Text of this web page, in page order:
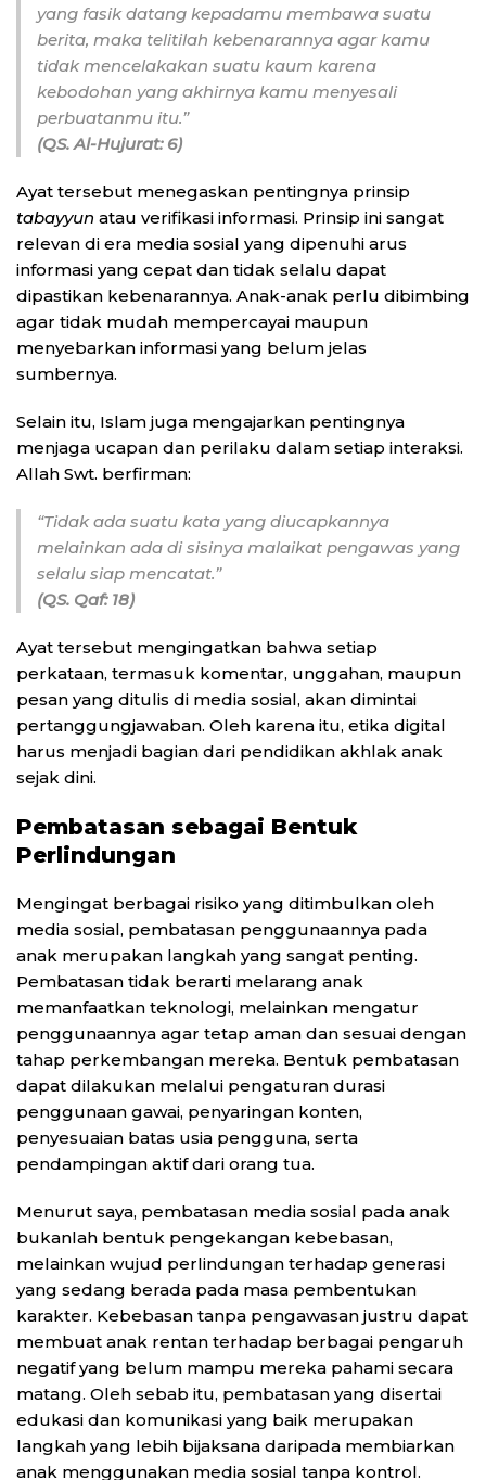
yang fasik datang kepadamu membawa suatu
berita, maka telitilah kebenarannya agar kamu
tidak mencelakakan suatu kaum karena
kebodohan yang akhirnya kamu menyesali
perbuatanmu itu.”
(QS. Al-Hujurat: 6)
Ayat tersebut menegaskan pentingnya prinsip
tabayyun atau verifikasi informasi. Prinsip ini sangat
relevan di era media sosial yang dipenuhi arus
informasi yang cepat dan tidak selalu dapat
dipastikan kebenarannya. Anak-anak perlu dibimbing
agar tidak mudah mempercayai maupun
menyebarkan informasi yang belum jelas
sumbernya.
Selain itu, Islam juga mengajarkan pentingnya
menjaga ucapan dan perilaku dalam setiap interaksi.
Allah Swt. berfirman:
“Tidak ada suatu kata yang diucapkannya
melainkan ada di sisinya malaikat pengawas yang
selalu siap mencatat.”
(QS. Qaf: 18)
Ayat tersebut mengingatkan bahwa setiap
perkataan, termasuk komentar, unggahan, maupun
pesan yang ditulis di media sosial, akan dimintai
pertanggungjawaban. Oleh karena itu, etika digital
harus menjadi bagian dari pendidikan akhlak anak
sejak dini.
Pembatasan sebagai Bentuk
Perlindungan
Mengingat berbagai risiko yang ditimbulkan oleh
media sosial, pembatasan penggunaannya pada
anak merupakan langkah yang sangat penting.
Pembatasan tidak berarti melarang anak
memanfaatkan teknologi, melainkan mengatur
penggunaannya agar tetap aman dan sesuai dengan
tahap perkembangan mereka. Bentuk pembatasan
dapat dilakukan melalui pengaturan durasi
penggunaan gawai, penyaringan konten,
penyesuaian batas usia pengguna, serta
pendampingan aktif dari orang tua.
Menurut saya, pembatasan media sosial pada anak
bukanlah bentuk pengekangan kebebasan,
melainkan wujud perlindungan terhadap generasi
yang sedang berada pada masa pembentukan
karakter. Kebebasan tanpa pengawasan justru dapat
membuat anak rentan terhadap berbagai pengaruh
negatif yang belum mampu mereka pahami secara
matang. Oleh sebab itu, pembatasan yang disertai
edukasi dan komunikasi yang baik merupakan
langkah yang lebih bijaksana daripada membiarkan
anak menggunakan media sosial tanpa kontrol.